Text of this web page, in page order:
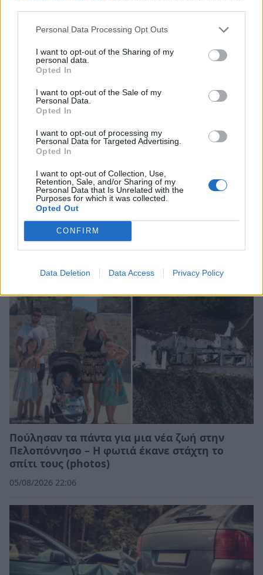
Personal Data Processing Opt Outs
I want to opt-out of the Sharing of my
personal data.
Opted In
I want to opt-out of the Sale of my
Personal Data.
Opted In
I want to opt-out of processing my
Personal Data for Targeted Advertising.
Opted In
I want to opt-out of Collection, Use,
Retention, Sale, and/or Sharing of my
Personal Data that Is Unrelated with the
Purposes for which it was collected.
Opted Out
CONFIRM
Data Deletion Data Access Privacy Policy
Ο καιρός στην Πελοπόννησο: Άνεμοι έως 5
μποφόρ και θερμοκρασίες έως 38 βαθμούς
Πούλησαν τα πάντα για μια νέα ζωή στην
Πελοπόννησο – Η φωτιά έκανε στάχτη το
σπίτι τους (photos)
05/08/2026 22:06